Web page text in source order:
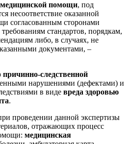
медицинской помощи, под
несоответствие оказанной
согласованным сторонами
стандартов, порядкам,
либо, в случаях, не
документами, –
причинно-следственной
нарушениями (дефектами) и
в виде вреда здоровью
.
проведении данной экспертизы
отражающих процесс
медицинская